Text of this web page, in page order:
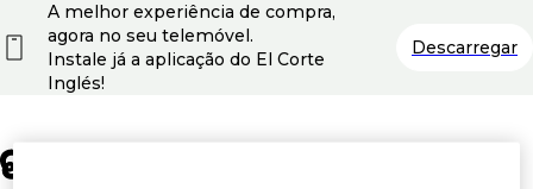
A melhor experiência de compra,
agora no seu telemóvel.
Instale já a aplicação do El Corte
Inglés!
Descarregar